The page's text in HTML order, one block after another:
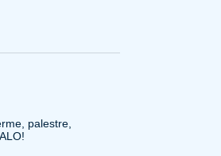
palestre,